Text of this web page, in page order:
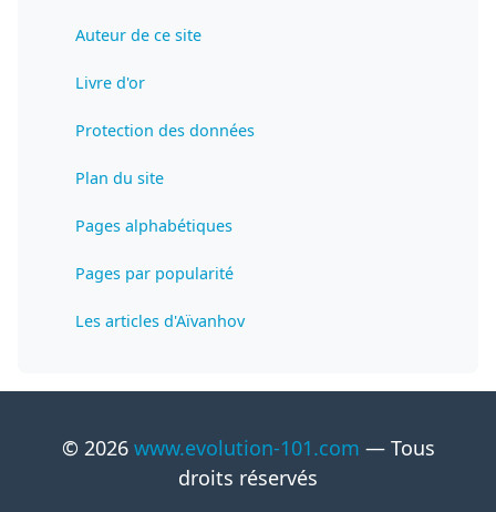
Auteur de ce site
Livre d'or
Protection des données
Plan du site
Pages alphabétiques
Pages par popularité
Les articles d'Aïvanhov
© 2026 www.evolution-101.com — Tous
droits réservés